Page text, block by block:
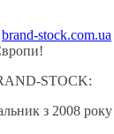
brand-stock.com.ua
STOCK:
з 2008 року